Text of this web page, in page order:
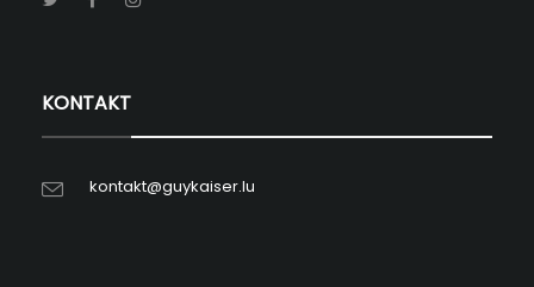
KONTAKT
kontakt@guykaiser.lu